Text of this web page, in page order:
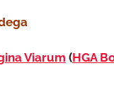
Viarum (HGA